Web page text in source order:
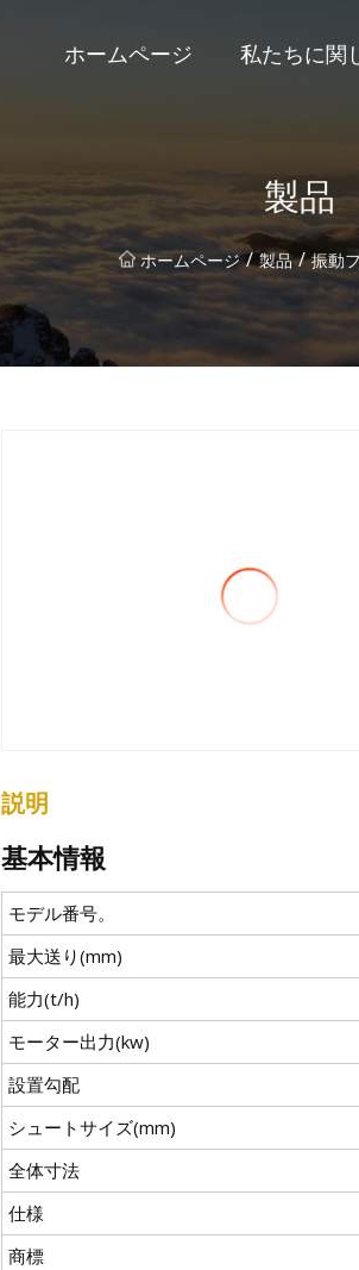
ホームページ 私たちに関
製品
ホームページ / 製品 / 振動
説明
基本情報
モデル番号。
最大送り(mm)
能力(t/h)
モーター出力(kw)
設置勾配
シュートサイズ(mm)
全体寸法
仕様
商標